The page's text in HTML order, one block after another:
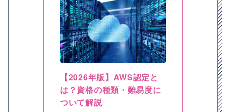
【2026年版】AWS認定と
は？資格の種類・難易度に
ついて解説